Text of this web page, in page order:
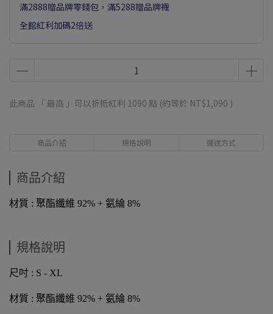
滿2888贈品牌零錢包，滿5288贈品牌襪
全館紅利加碼2倍送
此商品 「 最高 」可以折抵紅利 1090 點 (約等於 NT$1,090 )
商品介紹 規格說明 運送方式
商品介紹
材質 : 聚酯纖維 92% + 氨綸 8%
規格說明
尺吋 : S - XL
材質 : 聚酯纖維 92% + 氨綸 8%